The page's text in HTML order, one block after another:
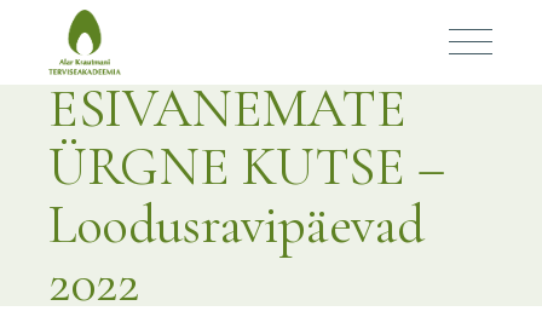
ESIVANEMATE
ÜRGNE KUTSE –
Loodusravipäevad
2022